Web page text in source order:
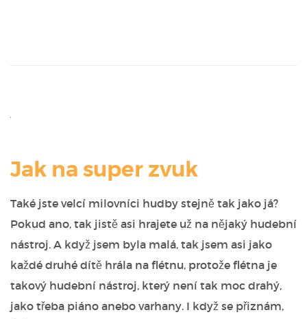
Jak na super zvuk
Také jste velcí milovníci hudby stejně tak jako já?
Pokud ano, tak jistě asi hrajete už na nějaký hudební
nástroj. A když jsem byla malá, tak jsem asi jako
každé druhé dítě hrála na flétnu, protože flétna je
takový hudební nástroj, který není tak moc drahý,
jako třeba piáno anebo varhany. I když se přiznám,